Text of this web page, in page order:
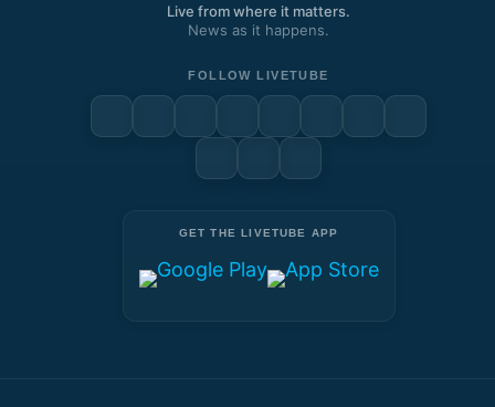
Live from where it matters.
News as it happens.
FOLLOW LIVETUBE
GET THE LIVETUBE APP